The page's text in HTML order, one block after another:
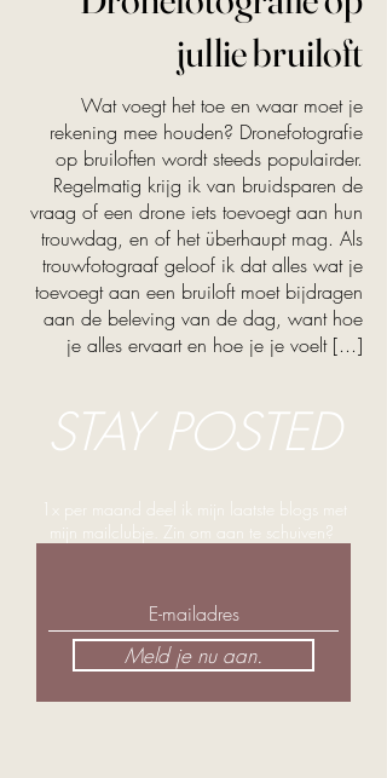
jullie bruiloft
Wat voegt het toe en waar moet je
rekening mee houden? Dronefotografie
op bruiloften wordt steeds populairder.
Regelmatig krijg ik van bruidsparen de
vraag of een drone iets toevoegt aan hun
trouwdag, en of het überhaupt mag. Als
trouwfotograaf geloof ik dat alles wat je
toevoegt aan een bruiloft moet bijdragen
aan de beleving van de dag, want hoe
je alles ervaart en hoe je je voelt [...]
STAY POSTED
1x per maand deel ik mijn laatste blogs met
mijn mailclubje. Zin om aan te schuiven?
Meld je nu aan.